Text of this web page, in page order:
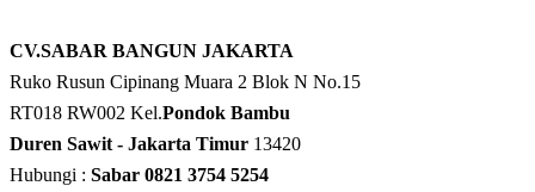
CV.SABAR BANGUN JAKARTA
Ruko Rusun Cipinang Muara 2 Blok N No.15
RT018 RW002 Kel.Pondok Bambu
Duren Sawit - Jakarta Timur 13420
Hubungi : Sabar 0821 3754 5254